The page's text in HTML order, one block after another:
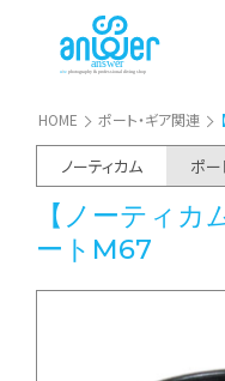
HOME ポート・ギア関連
ノーティカム ポー
【ノーティカ
ートM67